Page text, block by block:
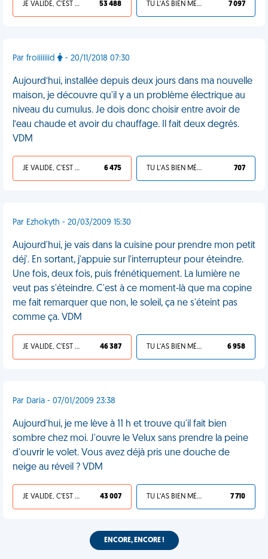
JE VALIDE, C'EST UNE VDM 53 488 TU L'AS BIEN MÉRITÉ 7 097
Par froiiiiiiid - 20/11/2018 07:30
Aujourd’hui, installée depuis deux jours dans ma nouvelle
maison, je découvre qu'il y a un problème électrique au
niveau du cumulus. Je dois donc choisir entre avoir de
l’eau chaude et avoir du chauffage. Il fait deux degrés.
VDM
JE VALIDE, C'EST UNE VDM 6 475 TU L'AS BIEN MÉRITÉ 707
Par Ezhokyth - 20/03/2009 15:30
Aujourd'hui, je vais dans la cuisine pour prendre mon petit
déj'. En sortant, j'appuie sur l'interrupteur pour éteindre.
Une fois, deux fois, puis frénétiquement. La lumière ne
veut pas s'éteindre. C'est à ce moment-là que ma copine
me fait remarquer que non, le soleil, ça ne s'éteint pas
comme ça. VDM
JE VALIDE, C'EST UNE VDM 46 387 TU L'AS BIEN MÉRITÉ 6 958
Par Daria - 07/01/2009 23:38
Aujourd'hui, je me lève à 11 h et trouve qu'il fait bien
sombre chez moi. J'ouvre le Velux sans prendre la peine
d'ouvrir le volet. Vous avez déjà pris une douche de
neige au réveil ? VDM
JE VALIDE, C'EST UNE VDM 43 007 TU L'AS BIEN MÉRITÉ 7 710
ENCORE, ENCORE !